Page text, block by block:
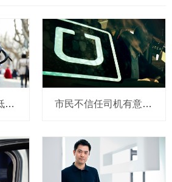
摩拜与 ofo 正在从低端出发颠覆滴滴？三家的机会与风险 市民不信任司机有意见，Uber的匹兹堡自动驾驶路试难度不小，路况也来捣乱